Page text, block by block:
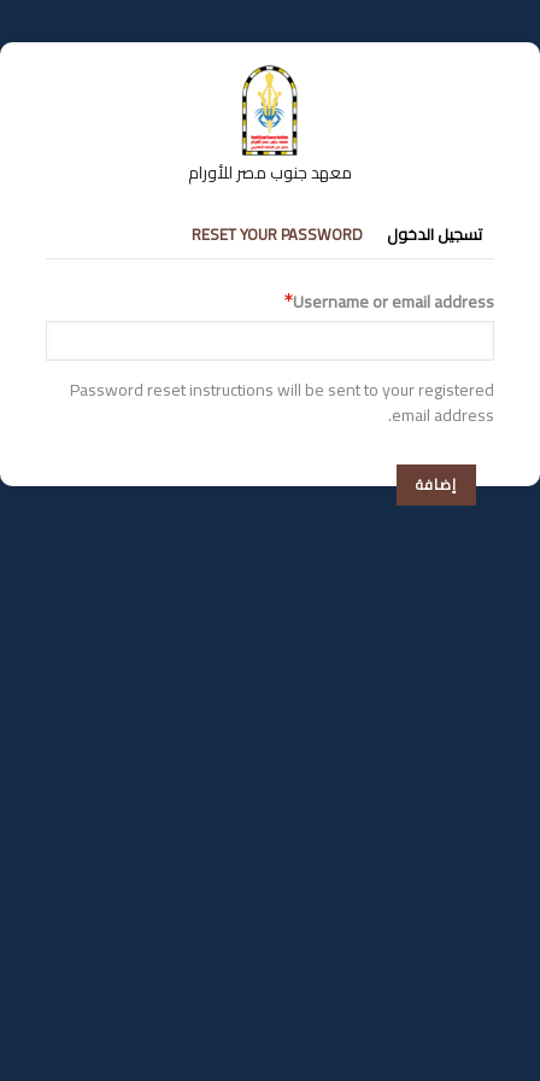
إلى
المحتوى
معهد جنوب مصر للأورام
التبويبات
الأساسية
تسجيل الدخول RESET YOUR PASSWORD
Username or email address
Password reset instructions will be sent to your registered
email address.